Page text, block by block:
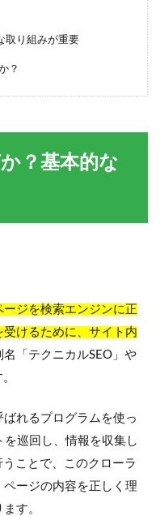
取り組みが重要
？
？基本的な
ジを検索エンジンに正
けるために、サイト内
「テクニカルSEO」や
れるプログラムを使っ
巡回し、情報を収集し
ことで、このクローラ
ージの内容を正しく理
す。